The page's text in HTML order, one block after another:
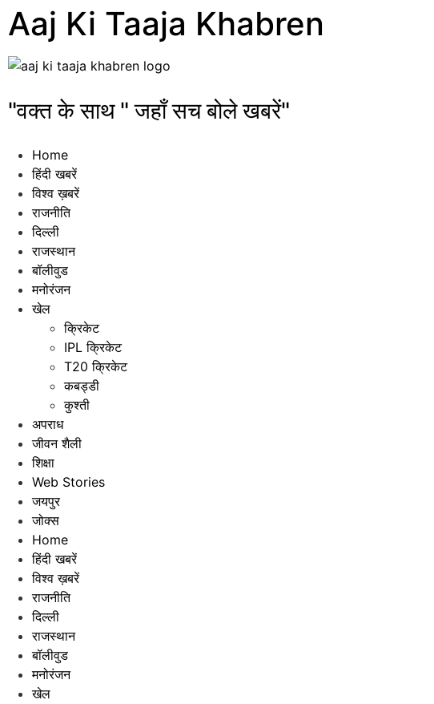
Aaj Ki Taaja Khabren
"वक्त के साथ " जहाँ सच बोले खबरें"
Home
हिंदी खबरें
विश्व ख़बरें
राजनीति
दिल्ली
राजस्थान
बॉलीवुड
मनोरंजन
खेल
क्रिकेट
IPL क्रिकेट
T20 क्रिकेट
कबड्डी
कुश्ती
अपराध
जीवन शैली
शिक्षा
Web Stories
जयपुर
जोक्स
Home
हिंदी खबरें
विश्व ख़बरें
राजनीति
दिल्ली
राजस्थान
बॉलीवुड
मनोरंजन
खेल